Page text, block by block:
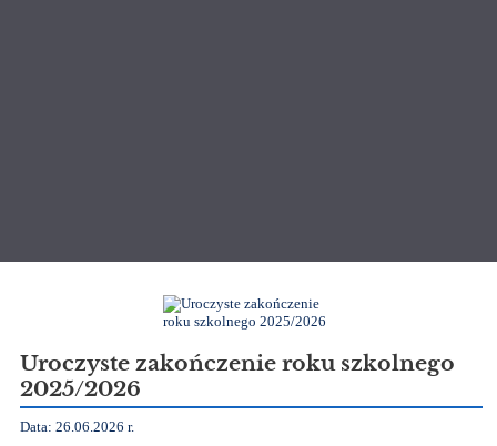
Uroczyste zakończenie roku szkolnego
2025/2026
Data: 26.06.2026 r.